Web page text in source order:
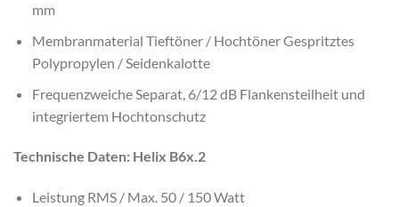
mm
Membranmaterial Tieftöner / Hochtöner Gespritztes
Polypropylen / Seidenkalotte
Frequenzweiche Separat, 6/12 dB Flankensteilheit und
integriertem Hochtonschutz
Technische Daten: Helix B6x.2
Leistung RMS / Max. 50 / 150 Watt